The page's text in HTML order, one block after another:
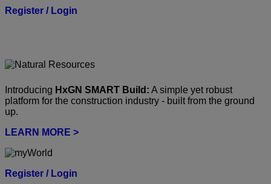
Register / Login
Introducing HxGN SMART Build: A simple yet robust
platform for the construction industry - built from the ground
up.
LEARN MORE >
Register / Login